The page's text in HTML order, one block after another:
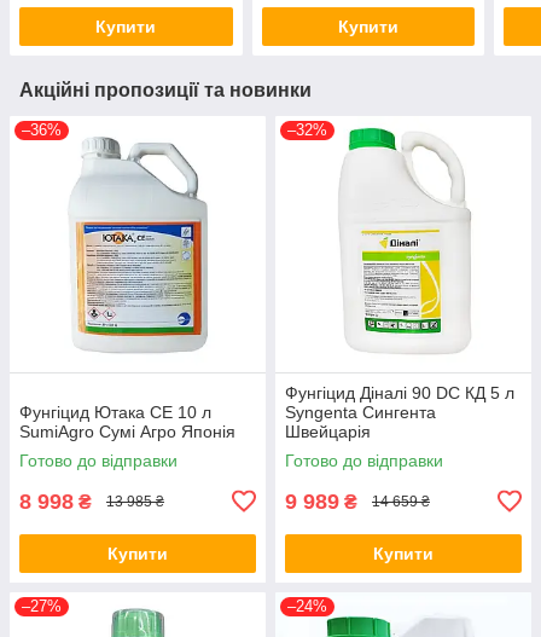
Купити Купити
Акційні пропозиції та новинки
–36%
Фунгіцид Ютака СЕ 10 л
SumiAgro Сумі Агро Японія
Готово до відправки
8 998 ₴ 13 985 ₴
Купити
–32%
Фунгіцид Діналі 90 DC КД 5 л
Syngenta Сингента
Швейцарія
Готово до відправки
9 989 ₴ 14 659 ₴
Купити
–27% –24%